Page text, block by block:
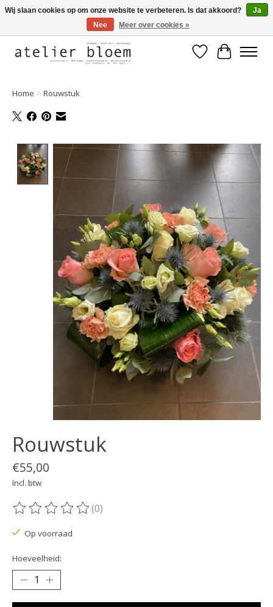
Welkom bij Atelier Bloem
Verlanglijst
Home / Rouwstuk
Product image slideshow Items
Rouwstuk
€55,00
Incl. btw
De beoordeling van dit product is
(0)
Op voorraad
Hoeveelheid:
Wij slaan cookies op om onze website te verbeteren. Is dat akkoord?
Ja
Nee
Meer over cookies »